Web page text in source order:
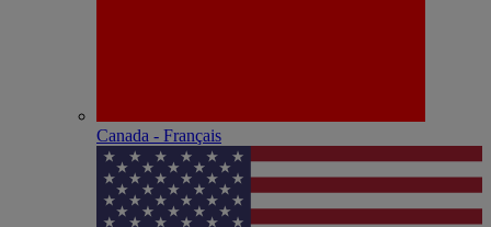
Canada - Français